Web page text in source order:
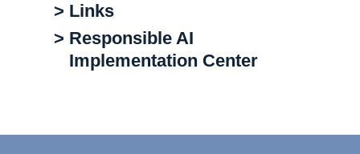
> Links
> Responsible AI
Implementation Center